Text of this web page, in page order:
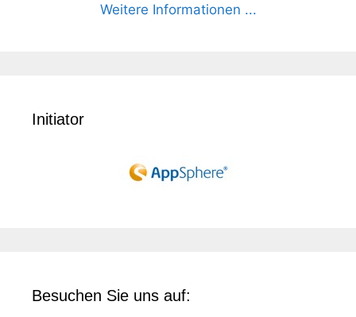
Weitere Informationen ...
Initiator
Besuchen Sie uns auf: